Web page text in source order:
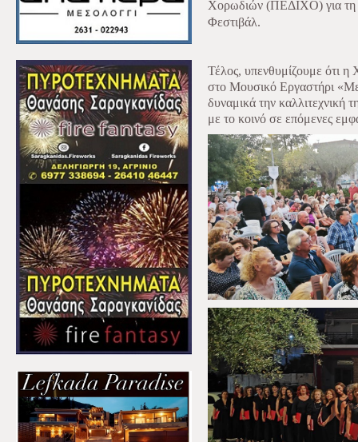
Χορωδιών (ΠΕΔΙΧΟ) για τη
Φεστιβάλ.
Τέλος, υπενθυμίζουμε ότι
στο Μουσικό Εργαστήρι
δυναμικά την καλλιτεχνική
με το κοινό σε επόμενες